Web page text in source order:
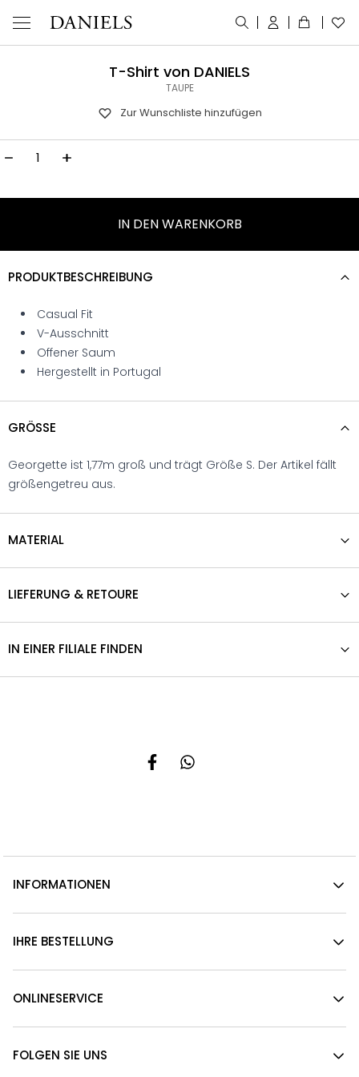
T-Shirt von DANIELS
TAUPE
Zur Wunschliste hinzufügen
IN DEN WARENKORB
PRODUKTBESCHREIBUNG
Casual Fit
V-Ausschnitt
Offener Saum
Hergestellt in Portugal
GRÖSSE
Georgette ist 1,77m groß und trägt Größe S. Der Artikel fällt
größengetreu aus.
MATERIAL
LIEFERUNG & RETOURE
IN EINER FILIALE FINDEN
INFORMATIONEN
IHRE BESTELLUNG
ONLINESERVICE
FOLGEN SIE UNS